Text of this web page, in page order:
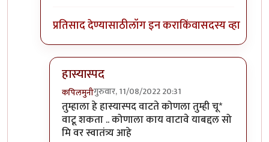
प्रतिसाद देण्यासाठीलॉग इन कराकिंवासदस्य व्हा
हास्यास्पद
कपिलमुनीगुरुवार, 11/08/2022 20:31
In reply toविचित्र प्रतिसाद?byप्रसाद गोडबोले
तुम्हाला हे हास्यास्पद वाटते कोणला तुम्ही चू*
वाटू शकता .. कोणाला काय वाटावे याबद्दल सो
मि वर स्वातंत्र्य आहे